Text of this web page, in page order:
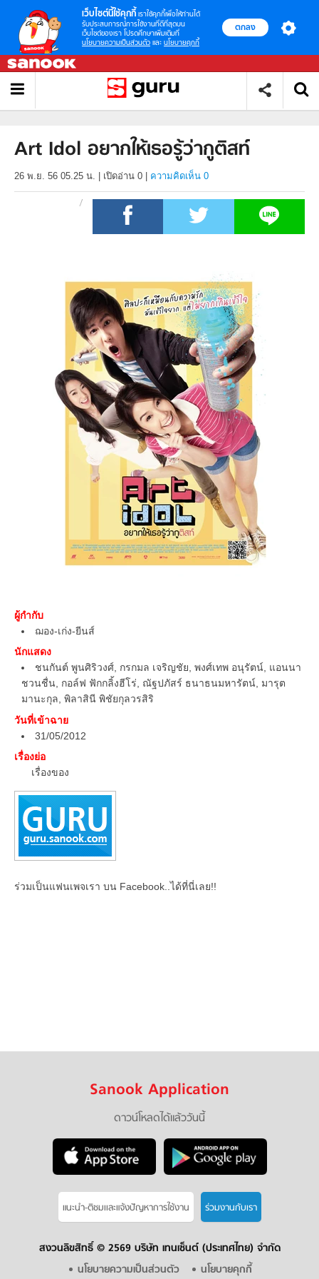
เว็บไซต์นี้ใช้คุกกี้ เราใช้คุกกี้เพื่อให้ท่านได้
รับประสบการณ์การใช้งานที่ดีที่สุดบน
เว็บไซต์ของเรา โปรดศึกษาเพิ่มเติมที่
นโยบายความเป็นส่วนตัว และ นโยบายคุกกี้
ตกลง
Art Idol อยากให้เธอรู้ว่ากูติสท์
26 พ.ย. 56 05.25 น. เปิดอ่าน 0 ความคิดเห็น 0
ผู้กำกับ
ฌอง-​เก่ง-ยีนส์
นักแสดง
ชนกันต์ พูนศิริวงศ์, กรกมล เจริญชัย, พงศ์เทพ อนุรัตน์, แอนนา
ชวนชื่น, กอล์ฟ ฟักกลิ้งฮีโร่, ณัฐปภัสร์ ธนาธนมหารัตน์, มารุต
มานะกุล, พิลาสินี พิชัยกุลวรสิริ
วันที่เข้าฉาย
31/05/2012
เรื่องย่อ
เรื่องของ
ร่วมเป็นแฟนเพจเรา บน Facebook..ได้ที่นี่เลย!!
Sanook Application
ดาวน์โหลดได้แล้ววันนี้
แนะนำ-ติชมเเละแจ้งปัญหาการใช้งาน ร่วมงานกับเรา
สงวนลิขสิทธิ์ © 2569 บริษัท เทนเซ็นต์ (ประเทศไทย) จำกัด
นโยบายความเป็นส่วนตัว
นโยบายคุกกี้